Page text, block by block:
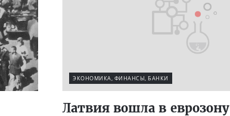
ЭКОНОМИКА, ФИНАНСЫ, БАНКИ
Латвия вошла в еврозону